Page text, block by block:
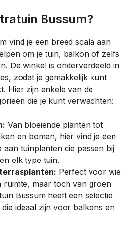
Bussum?
vind je een breed scala aan
om je tuin, balkon of zelfs
De winkel is onderverdeeld in
zodat je gemakkelijk kunt
Hier zijn enkele van de
die je kunt verwachten:
Van bloeiende planten tot
en bomen, hier vind je een
aan tuinplanten die passen bij
elk type tuin.
Perfect voor wie
ruimte, maar toch van groen
Bussum heeft een selectie
ideaal zijn voor balkons en